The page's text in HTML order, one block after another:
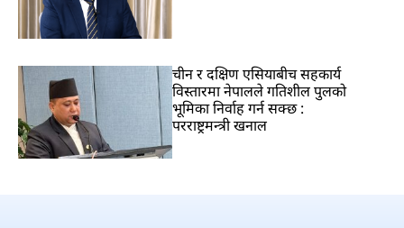
चीन र दक्षिण एसियाबीच सहकार्य
विस्तारमा नेपालले गतिशील पुलको
भूमिका निर्वाह गर्न सक्छ :
परराष्ट्रमन्त्री खनाल